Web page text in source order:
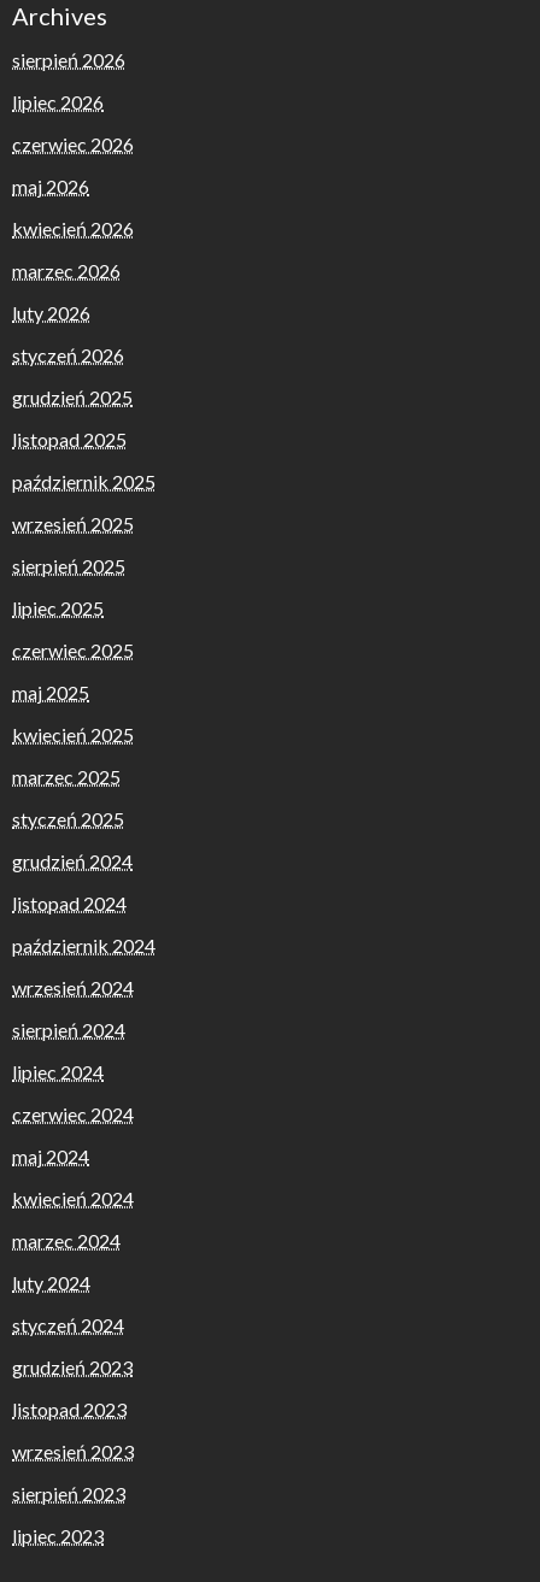
Archives
sierpień 2026
lipiec 2026
czerwiec 2026
maj 2026
kwiecień 2026
marzec 2026
luty 2026
styczeń 2026
grudzień 2025
listopad 2025
październik 2025
wrzesień 2025
sierpień 2025
lipiec 2025
czerwiec 2025
maj 2025
kwiecień 2025
marzec 2025
styczeń 2025
grudzień 2024
listopad 2024
październik 2024
wrzesień 2024
sierpień 2024
lipiec 2024
czerwiec 2024
maj 2024
kwiecień 2024
marzec 2024
luty 2024
styczeń 2024
grudzień 2023
listopad 2023
wrzesień 2023
sierpień 2023
lipiec 2023